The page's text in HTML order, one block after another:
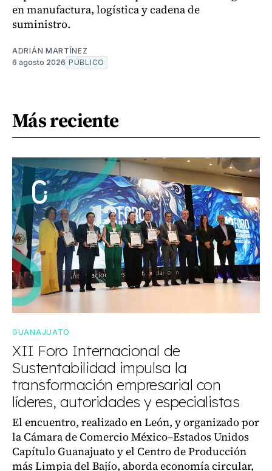
en manufactura, logística y cadena de
suministro.
ADRIÁN MARTÍNEZ
6 agosto 2026 PÚBLICO
Más reciente
GUANAJUATO
XII Foro Internacional de
Sustentabilidad impulsa la
transformación empresarial con
líderes, autoridades y especialistas
El encuentro, realizado en León, y organizado por
la Cámara de Comercio México–Estados Unidos
Capítulo Guanajuato y el Centro de Producción
más Limpia del Bajío, aborda economía circular,